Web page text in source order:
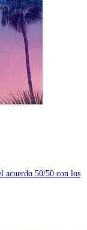
acuerdo 50/50 con los